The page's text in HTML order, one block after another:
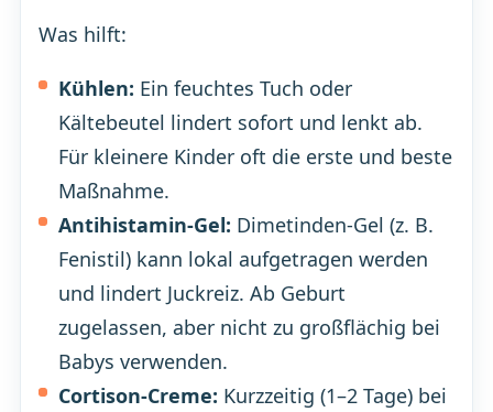
Was hilft:
Kühlen: Ein feuchtes Tuch oder
Kältebeutel lindert sofort und lenkt ab.
Für kleinere Kinder oft die erste und beste
Maßnahme.
Antihistamin-Gel: Dimetinden-Gel (z. B.
Fenistil) kann lokal aufgetragen werden
und lindert Juckreiz. Ab Geburt
zugelassen, aber nicht zu großflächig bei
Babys verwenden.
Cortison-Creme: Kurzzeitig (1–2 Tage) bei